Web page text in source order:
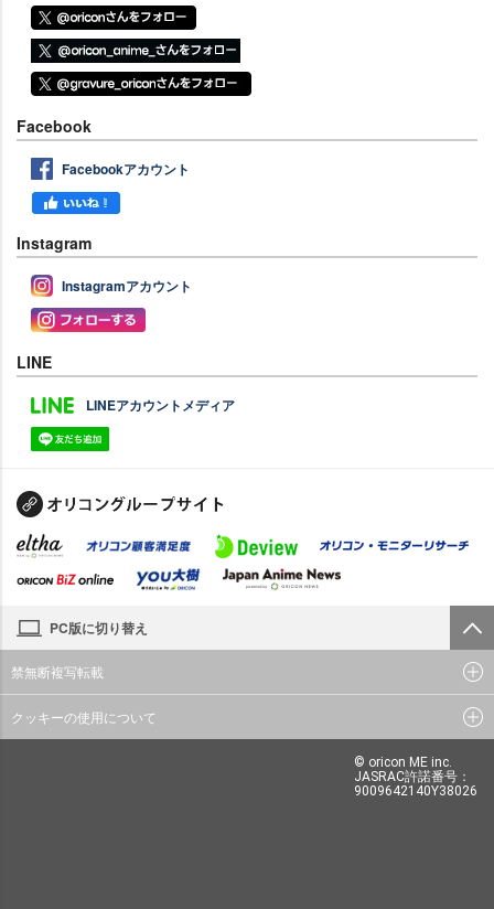
Facebook
Facebookアカウント
Instagram
Instagramアカウント
LINE
LINEアカウントメディア
PC版に切り替え
禁無断複写転載
クッキーの使用について
© oricon ME inc.
JASRAC許諾番号：
9009642140Y38026